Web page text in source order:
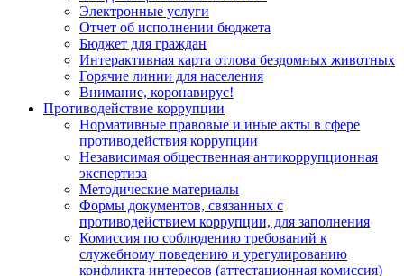
Электронные услуги
Отчет об исполнении бюджета
Бюджет для граждан
Интерактивная карта отлова бездомных животных
Горячие линии для населения
Внимание, коронавирус!
Противодействие коррупции
Нормативные правовые и иные акты в сфере
противодействия коррупции
Независимая общественная антикоррупционная
экспертиза
Методические материалы
Формы документов, связанных с
противодействием коррупции, для заполнения
Комиссия по соблюдению требований к
служебному поведению и урегулированию
конфликта интересов (аттестационная комиссия)